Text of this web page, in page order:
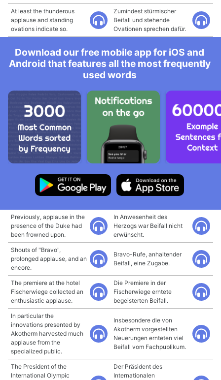
At least the thunderous
applause and standing
ovations indicate so.
Zumindest stürmischer
Beifall und stehende
Ovationen sprechen dafür.
Download our free mobile app for iOS and
Android that features all the most frequently
used words
Previously, applause in the
presence of the Duke had
been frowned upon.
In Anwesenheit des
Herzogs war Beifall nicht
erwünscht.
Shouts of "Bravo",
prolonged applause, and an
encore.
Bravo-Rufe, anhaltender
Beifall, eine Zugabe.
The premiere at the hotel
Fischerwiege collected an
enthusiastic applause.
Die Premiere in der
Fischerwiege erntete
begeisterten Beifall.
In particular the
innovations presented by
Akotherm harvested much
applause from the
specialized public.
Insbesondere die von
Akotherm vorgestellten
Neuerungen ernteten viel
Beifall vom Fachpublikum.
The President of the
International Olympic
Der Präsident des
Internationalen